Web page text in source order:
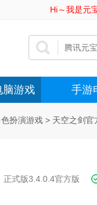
Hi～我是元
脑游戏 手游
扮演游戏 > 天空之剑官
正式版3.4.0.4官方版